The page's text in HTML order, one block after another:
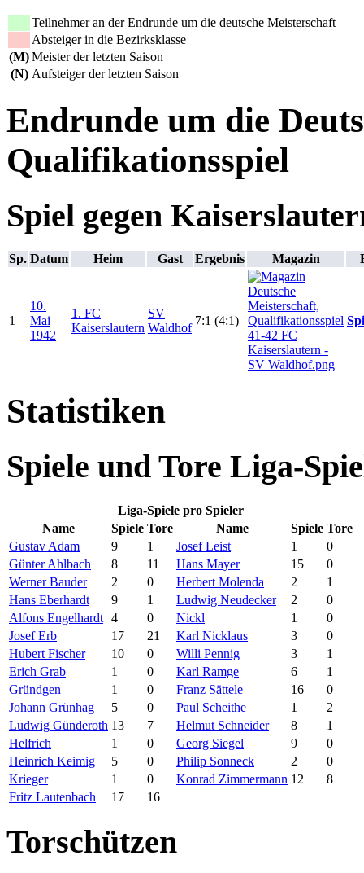
Teilnehmer an der Endrunde um die deutsche Meisterschaft
Absteiger in die Bezirksklasse
(M)Meister der letzten Saison
(N) Aufsteiger der letzten Saison
Endrunde um die
Qualifikationsspiel
Spiel gegen
Sp. Datum Heim Gast Ergebnis Magazin
1
10.
Mai
1942
1. FC
Kaiserslautern
SV
Waldhof
7:1 (4:1)
Statistiken
Spiele und Tore Liga-
Liga-Spiele pro Spieler
Name
Spiele Tore Name Spiele Tore
Gustav Adam
9 1 Josef Leist 1
0
Günter Ahlbach
8 11 Hans Mayer 15
0
Werner Bauder
2 0 Herbert Molenda 2
1
Hans Eberhardt
9 1 Ludwig Neudecker 2
0
Alfons Engelhardt 4 0 Nickl 1
0
Josef Erb
17 21 Karl Nicklaus 3
0
Hubert Fischer
10 0 Willi Pennig 3
1
Erich Grab
1 0 Karl Ramge 6
1
Gründgen
1 0 Franz Sättele 16
0
Johann Grünhag
5 0 Paul Scheithe 1
2
Ludwig Günderoth 13 7 Helmut Schneider 8
1
Helfrich
1 0 Georg Siegel 9
0
Heinrich Keimig
5 0 Philip Sonneck 2
0
Krieger
1 0 Konrad Zimmermann 12
8
Fritz Lautenbach
17 16
Torschützen